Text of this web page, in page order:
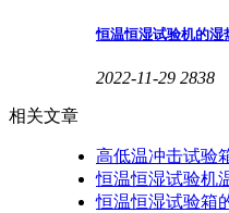
恒温恒湿试验机的湿
2022-11-29 2838
相关文章
高低温冲击试验
恒温恒湿试验机
恒温恒湿试验箱